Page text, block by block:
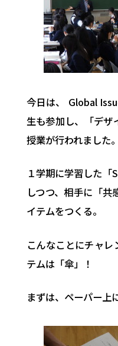
今日は、 Global
生も参加し、「デザ
授業が行われました。
１学期に学習した
しつつ、相手に「
イテムをつくる。
こんなことにチャレ
テムは「傘」！
まずは、ペーパー上